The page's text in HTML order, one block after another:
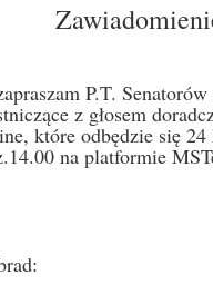
P.T.
z głosem
które odbędzie się
na platformie